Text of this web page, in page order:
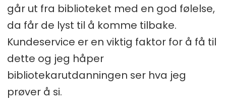
går ut fra biblioteket med en god følelse,
da får de lyst til å komme tilbake.
Kundeservice er en viktig faktor for å få til
dette og jeg håper
bibliotekarutdanningen ser hva jeg
prøver å si.